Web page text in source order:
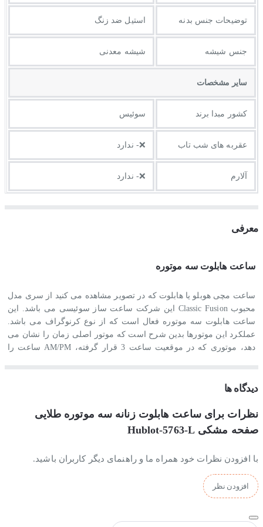
توضيحات جنس بدنه استیل ضد زنگ
جنس شیشه شیشه معدنی
ساير مشخصات
کشور مبدا برند سوئیس
عقربه های شب تاب ❌- ندارد
آلارم ❌- ندارد
معرفی
ساعت هابلوت سه موتوره
ساعت مچی هوبلو یا هابلوت که در تصویر مشاهده می کنید از سری مدل
محبوبClassic Fusion این شرکت ساعت ساز سوئیسی می باشد. این
ساعت هابلوت سه موتوره فعال است که از نوع کرنوگراف می باشد.
عملکرد این موتورها بدین شرح است که موتور اصلی زمان را نشان می
دهد، موتوری که در موقعیت ساعت 3 قرار گرفته، AM/PM ساعت را
کرنوگراف محسوب می شود که با فشردن دکمه استارت کرنوگراف
فشاری در بالا و پایین پیچ تنظیم ساعت طراحی شده است که دکمه
بالایی استارت/استاپ کرنوگراف است و دکمه پایینی ریستارت
کرنوگراف است که با زدن آن کرنوگراف به حالت صفر بر میگردد.
استایل این ساعت هابلوت اسپرت است و با تیپ های روزمره و
غیررسمی ست می شود.
جنس بند و بدنه ساعت هوبلو
دیدگاه ها
نظرات برای ساعت هابلوت زنانه سه موتوره طلایی
صفحه مشکی Hublot-5763-L
با افزودن نظرات خود همراه ما و راهنمای دیگر کاربران باشید.
افزودن نظر